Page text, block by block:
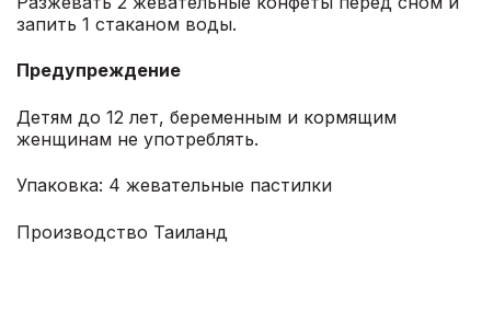
запить 1 стаканом воды.
Предупреждение
Детям до 12 лет, беременным и кормящим
женщинам не употреблять.
Упаковка: 4 жевательные пастилки
Производство Таиланд